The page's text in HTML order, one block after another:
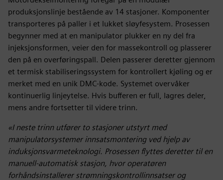
produksjonslinje bestående av 14 stasjoner. Komponenter
transporteres på paller i et lukket sløyfesystem. Prosessen
begynner med at en manipulator plukker en ny del fra
injeksjonsformen, veier den for massekontroll og plasserer
den på en overføringspall. Delen passerer deretter gjennom
et termisk stabiliseringssystem for kontrollert kjøling og er
merket med en unik DMC-kode. Systemet overvåker
kontinuerlig linjeytelse. Hvis bufferen er full, lagres deler,
mens andre fortsetter til videre trinn.
«I neste trinn utfører to stasjoner utstyrt med
manipulatorsystemer innsatsmontering ved hjelp av
induksjonsvarmeteknologi. Prosessen flyttes deretter til en
manuell-automatisk stasjon, hvor operatøren
forhåndsinstallerer strømningskontrollinnsatser og